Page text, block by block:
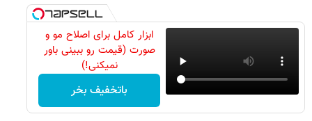
ابزار کامل برای اصلاح مو و
صورت (قیمت رو ببینی باور
نمیکنی!)
باتخفیف بخر